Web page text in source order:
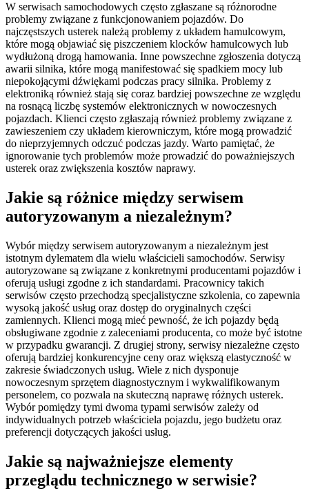
W serwisach samochodowych często zgłaszane są różnorodne
problemy związane z funkcjonowaniem pojazdów. Do
najczęstszych usterek należą problemy z układem hamulcowym,
które mogą objawiać się piszczeniem klocków hamulcowych lub
wydłużoną drogą hamowania. Inne powszechne zgłoszenia dotyczą
awarii silnika, które mogą manifestować się spadkiem mocy lub
niepokojącymi dźwiękami podczas pracy silnika. Problemy z
elektroniką również stają się coraz bardziej powszechne ze względu
na rosnącą liczbę systemów elektronicznych w nowoczesnych
pojazdach. Klienci często zgłaszają również problemy związane z
zawieszeniem czy układem kierowniczym, które mogą prowadzić
do nieprzyjemnych odczuć podczas jazdy. Warto pamiętać, że
ignorowanie tych problemów może prowadzić do poważniejszych
usterek oraz zwiększenia kosztów naprawy.
Jakie są różnice między serwisem
autoryzowanym a niezależnym?
Wybór między serwisem autoryzowanym a niezależnym jest
istotnym dylematem dla wielu właścicieli samochodów. Serwisy
autoryzowane są związane z konkretnymi producentami pojazdów i
oferują usługi zgodne z ich standardami. Pracownicy takich
serwisów często przechodzą specjalistyczne szkolenia, co zapewnia
wysoką jakość usług oraz dostęp do oryginalnych części
zamiennych. Klienci mogą mieć pewność, że ich pojazdy będą
obsługiwane zgodnie z zaleceniami producenta, co może być istotne
w przypadku gwarancji. Z drugiej strony, serwisy niezależne często
oferują bardziej konkurencyjne ceny oraz większą elastyczność w
zakresie świadczonych usług. Wiele z nich dysponuje
nowoczesnym sprzętem diagnostycznym i wykwalifikowanym
personelem, co pozwala na skuteczną naprawę różnych usterek.
Wybór pomiędzy tymi dwoma typami serwisów zależy od
indywidualnych potrzeb właściciela pojazdu, jego budżetu oraz
preferencji dotyczących jakości usług.
Jakie są najważniejsze elementy
przeglądu technicznego w serwisie?